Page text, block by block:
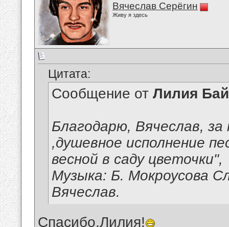
Вячеслав Серёгин
Живу я здесь
Цитата:
Сообщение от Лилия
Благодарю, Вячеслав,
,душевное исполнение
весной в саду цветочки",
Музыка: Б. Мокроусова
Вячеслав.
Спасибо,Лилия!